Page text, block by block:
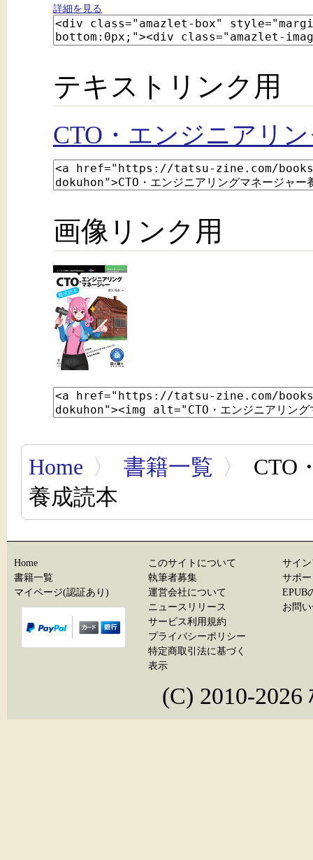
詳細を見る
テキストリンク用
CTO・エンジニアリ
画像リンク用
Home 〉 書籍一覧 〉
CTO
養成読本
Home
書籍一覧
マイページ(認証あり)
このサイトについて
執筆者募集
運営会社について
ニュースリリース
サービス利用規約
プライバシーポリシー
特定商取引法に基づく
表示
サイ
サポ
EPUB
お問
(C) 2010-